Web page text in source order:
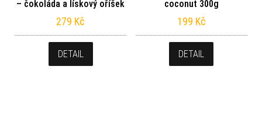
– čokoláda a lískový oříšek
279 Kč
DETAIL
coconut 300g
199 Kč
DETAIL